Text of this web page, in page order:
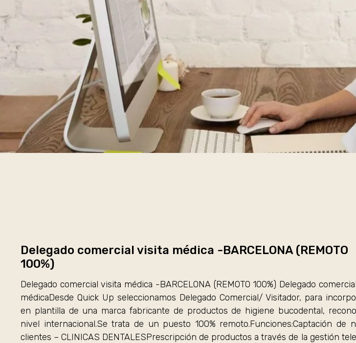
Delegado comercial visita médica -BARCELONA (REMOTO
100%)
Delegado comercial visita médica -BARCELONA (REMOTO 100%) Delegado
médicaDesde Quick Up seleccionamos Delegado Comercial/ Visitador, para
en plantilla de una marca fabricante de productos de higiene bucodental,
nivel internacional.Se trata de un puesto 100% remoto.Funciones:Captación de
clientes – CLINICAS DENTALESPrescripción de productos a través de la gestión